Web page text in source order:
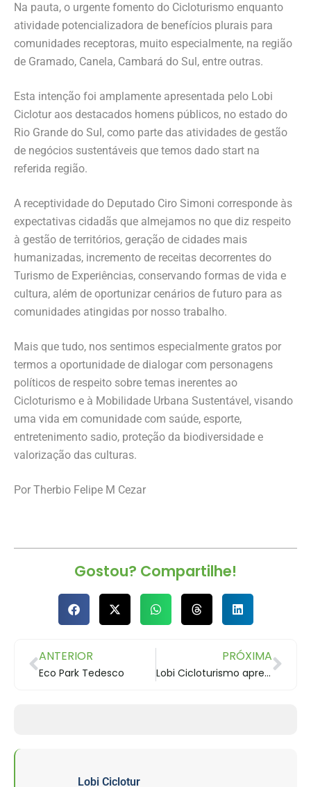
Na pauta, o urgente fomento do Cicloturismo enquanto
atividade potencializadora de benefícios plurais para
comunidades receptoras, muito especialmente, na região
de Gramado, Canela, Cambará do Sul, entre outras.
Esta intenção foi amplamente apresentada pelo Lobi
Ciclotur aos destacados homens públicos, no estado do
Rio Grande do Sul, como parte das atividades de gestão
de negócios sustentáveis que temos dado start na
referida região.
A receptividade do Deputado Ciro Simoni corresponde às
expectativas cidadãs que almejamos no que diz respeito
à gestão de territórios, geração de cidades mais
humanizadas, incremento de receitas decorrentes do
Turismo de Experiências, conservando formas de vida e
cultura, além de oportunizar cenários de futuro para as
comunidades atingidas por nosso trabalho.
Mais que tudo, nos sentimos especialmente gratos por
termos a oportunidade de dialogar com personagens
políticos de respeito sobre temas inerentes ao
Cicloturismo e à Mobilidade Urbana Sustentável, visando
uma vida em comunidade com saúde, esporte,
entretenimento sadio, proteção da biodiversidade e
valorização das culturas.
Por Therbio Felipe M Cezar
Gostou? Compartilhe!
ANTERIOR
Eco Park Tedesco
PRÓXIMA
Lobi Cicloturismo apresenta projeto à Prefeitura de Gramado
Lobi Ciclotur